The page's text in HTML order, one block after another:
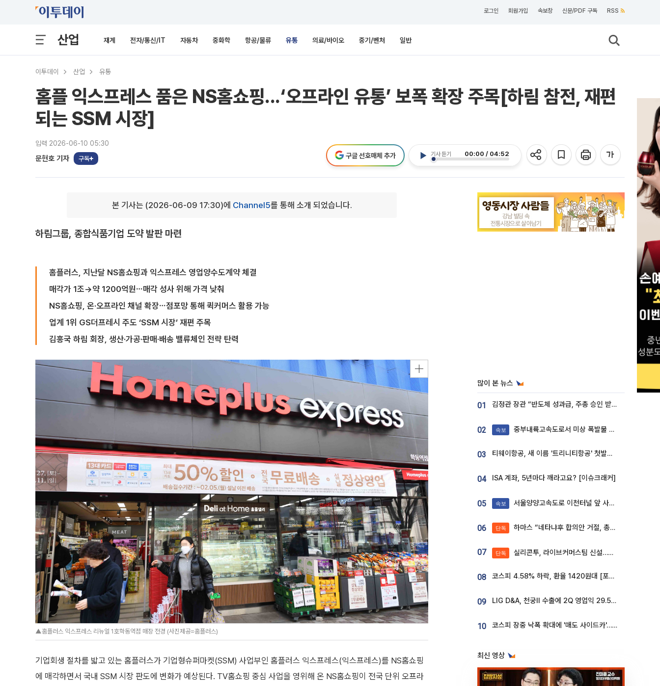
로그인 회원가입 속보창 신문/PDF 구독 RSS
산업 재계 전자/통신/IT 자동차 중화학 항공/물류 유통 의료/바이오 중기/벤처 일반
이투데이 산업 유통
홈플 익스프레스 품은 NS홈쇼핑...‘오프라인 유통’ 보폭 확장 주목[하림 참전, 재편
되는 SSM 시장]
입력 2026-06-10 05:30
문현호 기자 구독
기사 듣기 00:00 / 04:52
구글 선호매체 추가
본 기사는 (2026-06-09 17:30)에 Channel5를 통해 소개 되었습니다.
하림그룹, 종합식품기업 도약 발판 마련
홈플러스, 지난달 NS홈쇼핑과 익스프레스 영업양수도계약 체결
매각가 1조→약 1200억원⋯매각 성사 위해 가격 낮춰
NS홈쇼핑, 온·오프라인 채널 확장⋯점포망 통해 퀵커머스 활용 가능
업계 1위 GS더프레시 주도 ‘SSM 시장’ 재편 주목
김홍국 하림 회장, 생산·가공·판매·배송 밸류체인 전략 탄력
▲홈플러스 익스프레스 리뉴얼 1호학동역점 매장 전경 (사진제공=홈플러스)
기업회생 절차를 밟고 있는 홈플러스가 기업형슈퍼마켓(SSM) 사업부인 홈플러스 익스프레스(익스프레스)를 NS홈쇼핑
에 매각하면서 국내 SSM 시장 판도에 변화가 예상된다. TV홈쇼핑 중심 사업을 영위해 온 NS홈쇼핑이 전국 단위 오프라
많이 본 뉴스
01 김정관 장관 “반도체 성과급, 주총 승인 받도록”…상법·자본시장법 개정 시사
02 속보 중부내륙고속도로서 미상 폭발물 발견
03 티웨이항공, 새 이름 '트리니티항공' 첫발…SSC 전략 본격화
04 ISA 계좌, 5년마다 깨라고요? [이슈크래커]
05 속보 서울양양고속도로 이천터널 앞 사고 발생
06 단독 하마스 “네타냐후 합의안 거절, 총선 앞두고 시간 끌기”
07 단독 실리콘투, 라이브커머스팀 신설…K뷰티 ‘글로벌 판매망’ 확대[K뷰티 라방戰]
08 코스피 4.58% 하락, 환율 1420원대 [포토]
09 LIG D&A, 천궁Ⅱ 수출에 2Q 영업익 29.5%↑…수주잔고 24.6조 [종합]
10 코스피 장중 낙폭 확대에 '매도 사이드카'…외인 2.8조'팔자'· 개인 3.1조 '사자'
최신 영상